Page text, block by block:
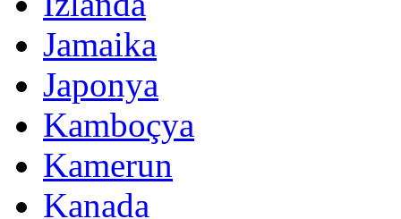
Jamaika
Japonya
Kamboçya
Kamerun
Kanada